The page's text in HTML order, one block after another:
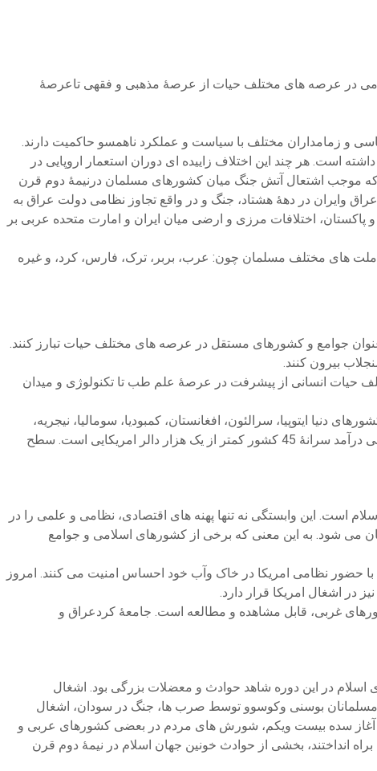
در عرصه های مختلف حیات از عرصۀ مذهبی و فقهی تاعرصۀ
و زمامداران مختلف با سیاست و عملکرد ناهمسو حاکمیت دارند.
است. هر چند این اختلاف زاییده ای دوران استعمار اروپایی در
که موجب اشتعال آتش جنگ میان کشورهای مسلمان درنيمۀ دوم قرن
وایران در دهۀ هشتاد، جنگ و در واقع تجاوز نظامی دولت عراق به
مزمن بر سر مرز دیورند میان افغانستان و پاکستان، اختلافات مرزی و ارضی میان ایران و امارت متحده عربی بر
ملت های مختلف مسلمان چون: عرب، بربر، ترک، فارس، کرد، و غیره
جوامع و کشورهای مستقل در عرصه های مختلف حیات تبارز کنند.
بیرون کنند.
حیات انسانی از پیشرفت در عرصۀ علم طب تا تکنولوژی و میدان
ایتوپیا، سرالئون، افغانستان، کمبودیا، سومالیا، نیجریه،
پاکستان و موزمبیق است که شش کشور فقیر دنیا، کشورهای اسلامی هستند. از میان کشورهای اسلامی عضو سازمان همکاری اسلامی درآمد سرانۀ 45 کشور کمتر از یک هزار دالر امریکایی است. سطح
است. این وابستگی نه تنها پهنه های اقتصادی، نظامی و علمی را در
می شود. به این معنی که برخی از کشورهای اسلامی و جوامع
نظامی امریکا در خاک وآب خود احساس امنیت می کنند. امروز
در اشغال امریکا قرار دارد.
غربی، قابل مشاهده و مطالعه است. جامعۀ کردعراق و
اسلام در این دوره شاهد حوادث و معضلات بزرگی بود. اشغال
بوسنی وکوسوو توسط صرب ها، جنگ در سودان، اشغال
آغاز سده بیست ویکم، شورش های مردم در بعضی کشورهای عربی و
انداختند، بخشی از حوادث خونین جهان اسلام در نیمۀ دوم قرن